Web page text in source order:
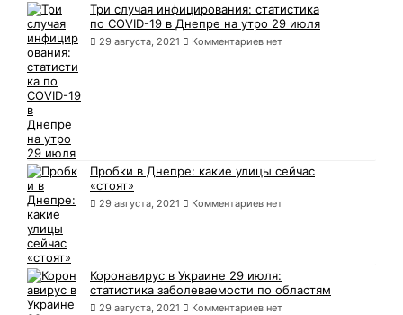
Три случая инфицирования: статистика
по COVID-19 в Днепре на утро 29 июля
29 августа, 2021 Комментариев нет
Пробки в Днепре: какие улицы сейчас
«стоят»
29 августа, 2021 Комментариев нет
Коронавирус в Украине 29 июля:
статистика заболеваемости по областям
29 августа, 2021 Комментариев нет